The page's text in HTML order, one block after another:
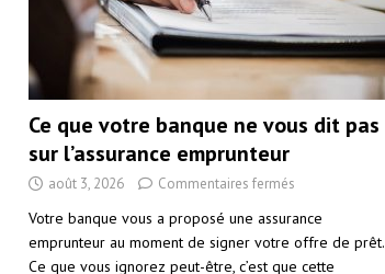
Ce que votre banque ne vous dit pas
sur l’assurance emprunteur
août 3, 2026 Commentaires fermés
Votre banque vous a proposé une assurance
emprunteur au moment de signer votre offre de prêt.
Ce que vous ignorez peut-être, c’est que cette